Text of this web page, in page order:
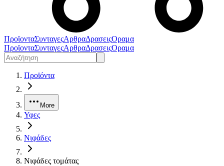
ΠροϊονταΣυνταγεςΑρθραΔρασειςΟραμα
ΠροϊονταΣυνταγεςΑρθραΔρασειςΟραμα
Προϊόντα
More
Υφες
Νιφάδες
Νιφάδες τομάτας